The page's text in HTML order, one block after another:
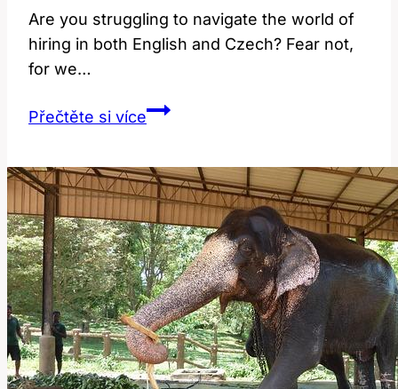
Are you struggling to navigate the world of
hiring in both English and​ Czech? Fear ⁤not,
for we…
Přečtěte si víceHiring:
Překlad
v
Anglicko-
Českém
Slovníku